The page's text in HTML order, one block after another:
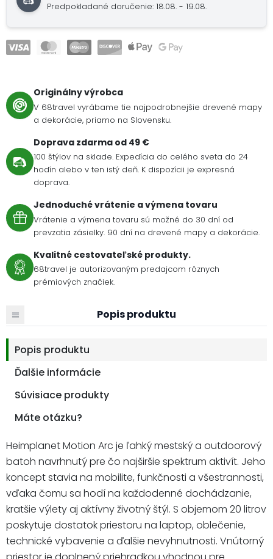
Predpokladané doručenie: 18.08. - 19.08.
Originálny výrobca
V 68travel vyrábame tie najpodrobnejšie drevené mapy
a dekorácie, priamo na Slovensku.
Doprava zdarma od 49 €
100 štýlov na sklade. Expedícia do celého sveta do 24
hodín alebo v ten istý deň. K dispozícii je expresná
doprava.
Jednoduché vrátenie a výmena tovaru
Vrátenie a výmena tovaru sú možné do 30 dní od
prevzatia zásielky. 90 dní na drevené mapy a dekorácie.
Kvalitné cestovateľské produkty.
68travel je autorizovaným predajcom rôznych
prémiových značiek.
Popis produktu
Popis produktu
Ďalšie informácie
Súvisiace produkty
Máte otázku?
Heimplanet Motion Arc je ľahký mestský a outdoorový
batoh navrhnutý pre čo najširšie spektrum aktivít. Jeho
koncept stavia na mobilite, funkčnosti a všestrannosti,
vďaka čomu sa hodí na každodenné dochádzanie,
kratšie výlety aj aktívny životný štýl. S objemom 20 litrov
poskytuje dostatok priestoru na laptop, oblečenie,
technické vybavenie a ďalšie nevyhnutnosti. Vnútorný